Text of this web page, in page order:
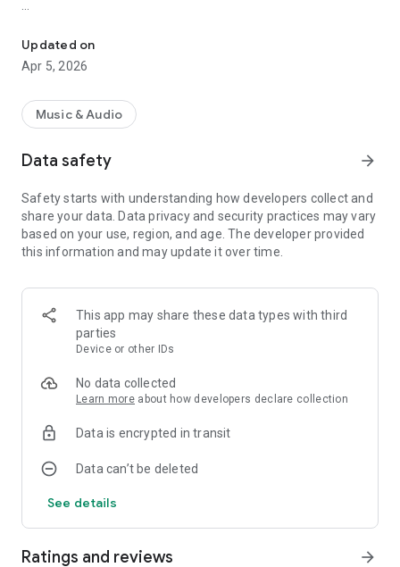
Year, in the original Jewish Yemenite ancient melodies.
With Appreciation
Updated on
Apr 5, 2026
Music & Audio
Data safety arrow_forward
Safety starts with understanding how developers collect and
share your data. Data privacy and security practices may vary
based on your use, region, and age. The developer provided
this information and may update it over time.
This app may share these data types with third
parties
Device or other IDs
No data collected
Learn more about how developers declare collection
Data is encrypted in transit
Data can’t be deleted
See details
Ratings and reviews arrow_forward